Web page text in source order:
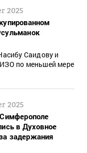
2025
Саидову и
по меньшей мере
2025
в Духовное
задержания